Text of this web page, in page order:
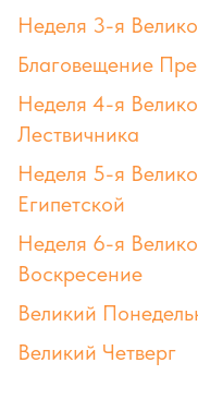
Неделя 3-я
Благовещение
Неделя 4-я
Лествичника
Неделя 5-я
Египетской
Неделя 6-я
Воскресение
Великий
Великий Четверг